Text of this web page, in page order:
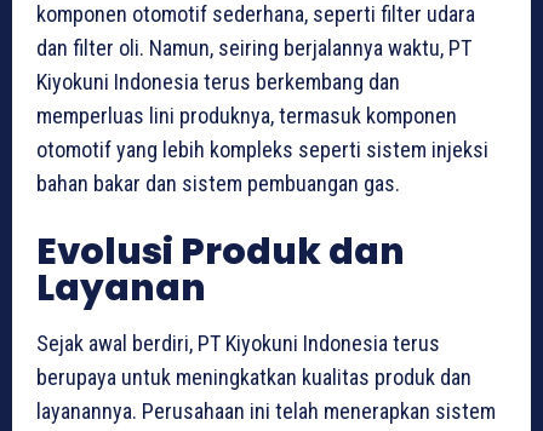
komponen otomotif sederhana, seperti filter udara
dan filter oli. Namun, seiring berjalannya waktu, PT
Kiyokuni Indonesia terus berkembang dan
memperluas lini produknya, termasuk komponen
otomotif yang lebih kompleks seperti sistem injeksi
bahan bakar dan sistem pembuangan gas.
Evolusi Produk dan
Layanan
Sejak awal berdiri, PT Kiyokuni Indonesia terus
berupaya untuk meningkatkan kualitas produk dan
layanannya. Perusahaan ini telah menerapkan sistem